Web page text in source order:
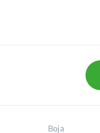
Boja